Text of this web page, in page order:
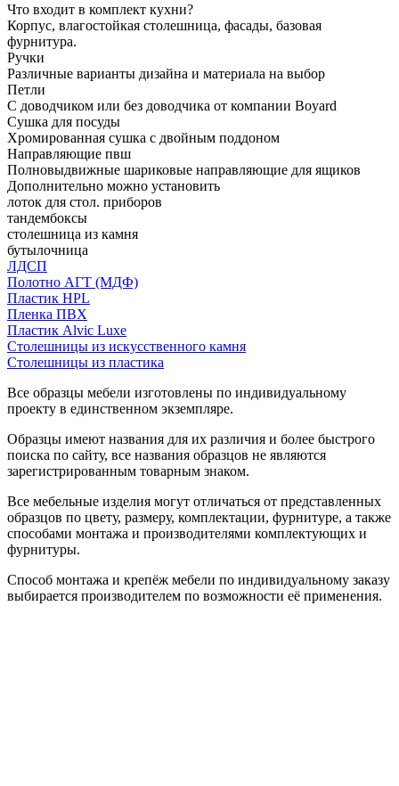
Что входит в комплект кухни?
Корпус, влагостойкая столешница, фасады, базовая
фурнитура.
Ручки
Различные варианты дизайна и материала на выбор
Петли
С доводчиком или без доводчика от компании Boyard
Сушка для посуды
Хромированная сушка с двойным поддоном
Направляющие пвш
Полновыдвижные шариковые направляющие для ящиков
Дополнительно можно установить
лоток для стол. приборов
тандембоксы
столешница из камня
бутылочница
ЛДСП
Полотно АГТ (МДФ)
Пластик HPL
Пленка ПВХ
Пластик Alvic Luxe
Столешницы из искусственного камня
Столешницы из пластика
Все образцы мебели изготовлены по индивидуальному
проекту в единственном экземпляре.
Образцы имеют названия для их различия и более быстрого
поиска по сайту, все названия образцов не являются
зарегистрированным товарным знаком.
Все мебельные изделия могут отличаться от представленных
образцов по цвету, размеру, комплектации, фурнитуре, а также
способами монтажа и производителями комплектующих и
фурнитуры.
Способ монтажа и крепёж мебели по индивидуальному заказу
выбирается производителем по возможности её применения.